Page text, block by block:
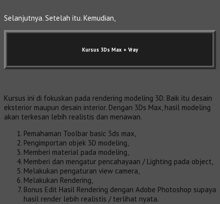
Selanjutnya. Setelah itu. Kemudian,
Kursus 3Ds Max + Vray
Kursus ini di fokuskan pada rendering modeling 3D. Baik itu desain
eksterior maupun desain interior. Dengan 3Ds Max, hasil modeling
akan terkesan lebih realistis dan menawan.
Pemahaman Toolbar basic 3ds max,
Pengimportan objek 3D modeling,
Memberi material pada modeling,
Memberi dan mengatur pencahayaan / Lighting pada object,
Melakukan pengaturan view camera,
Melakukan Rendering,
Bonus Edit Hasil Rendering dengan Adobe Photoshop supaya
hasil render lebih realistis / terlihat nyata.